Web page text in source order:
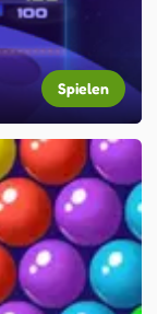
Spielen